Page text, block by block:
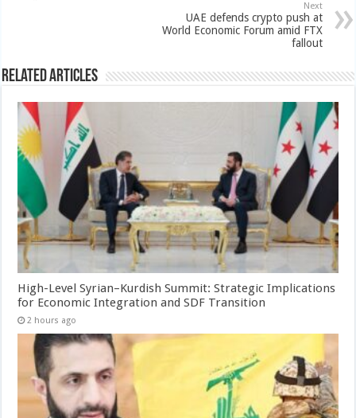
Next
UAE defends crypto push at
World Economic Forum amid FTX
fallout
Related Articles
High-Level Syrian–Kurdish Summit: Strategic Implications
for Economic Integration and SDF Transition
2 hours ago